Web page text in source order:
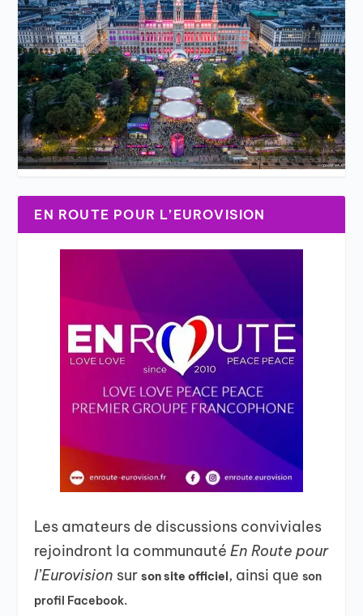
EN ROUTE POUR L’EUROVISION
Les amateurs de discussions conviviales
rejoindront la communautéEn Route pour
l’Eurovision surson site officiel , ainsi queson
profil Facebook.